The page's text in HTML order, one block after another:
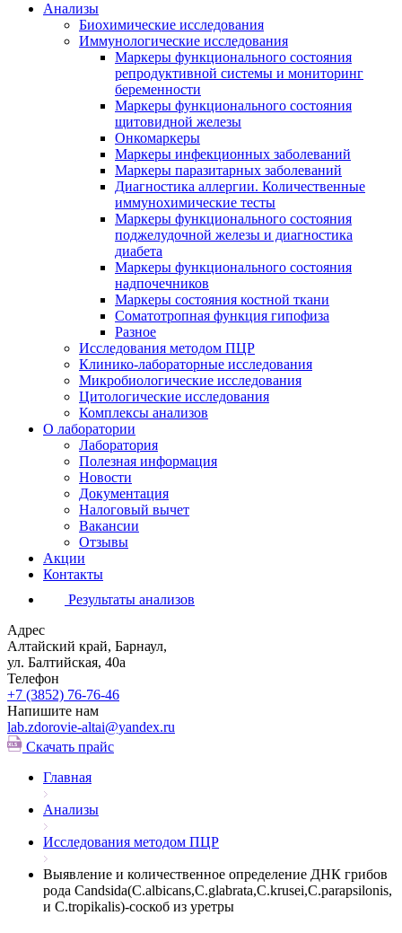
Анализы
Биохимические исследования
Иммунологические исследования
Маркеры функционального состояния
репродуктивной системы и мониторинг
беременности
Маркеры функционального состояния
щитовидной железы
Онкомаркеры
Маркеры инфекционных заболеваний
Маркеры паразитарных заболеваний
Диагностика аллергии. Количественные
иммунохимические тесты
Маркеры функционального состояния
поджелудочной железы и диагностика
диабета
Маркеры функционального состояния
надпочечников
Маркеры состояния костной ткани
Соматотропная функция гипофиза
Разное
Исследования методом ПЦР
Клинико-лабораторные исследования
Микробиологические исследования
Цитологические исследования
Комплексы анализов
О лаборатории
Лаборатория
Полезная информация
Новости
Документация
Налоговый вычет
Вакансии
Отзывы
Акции
Контакты
Результаты анализов
Адрес
Алтайский край, Барнаул,
ул. Балтийская, 40а
Телефон
+7 (3852) 76-76-46
Напишите нам
lab.zdorovie-altai@yandex.ru
Скачать прайс
Главная
Анализы
Исследования методом ПЦР
Выявление и количественное определение ДНК грибов
рода Candsida(C.albicans,С.glabrata,C.krusei,C.parapsilonis,
и C.tropikalis)-соскоб из уретры